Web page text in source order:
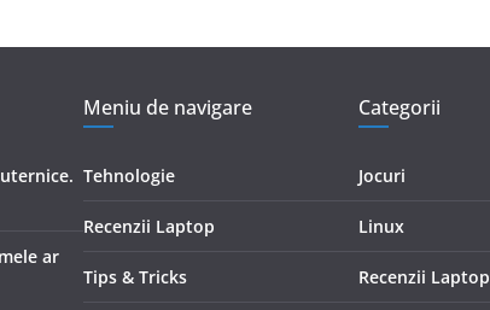
ar
Meniu de navigare
Tehnologie
Recenzii Laptop
Tips & Tricks
Categorii
Jocuri
Linux
Recenzii Laptop